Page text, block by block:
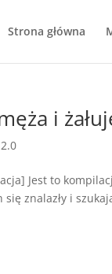
Strona główna
i
Jest to
znalazły i